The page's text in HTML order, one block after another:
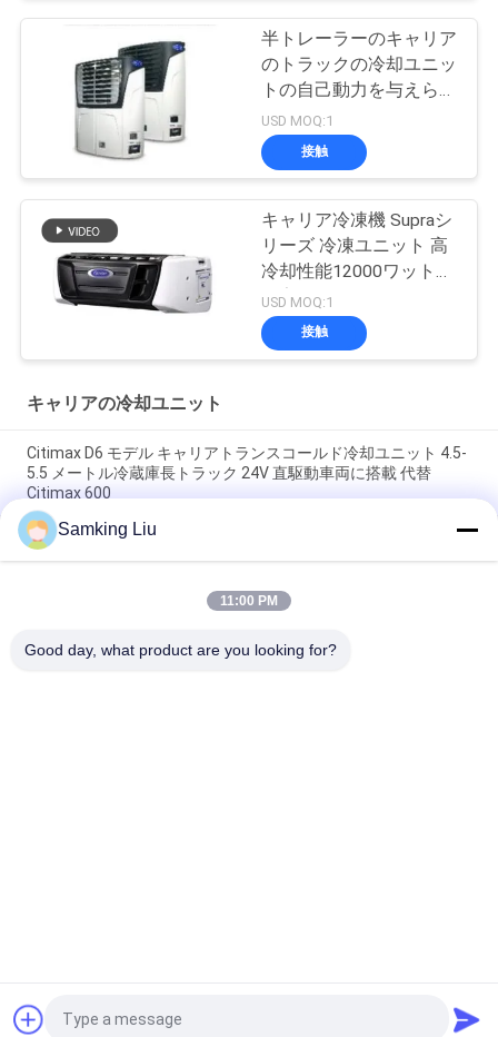
半トレーラーのキャリア
のトラックの冷却ユニッ
トの自己動力を与えられ
たベクトル1550
USD MOQ:1
接触
キャリア冷凍機 Supraシ
リーズ 冷凍ユニット 高
冷却性能12000ワット
堅牢なデザイン
USD MOQ:1
接触
キャリアの冷却ユニット
Citimax D6 モデル キャリアトランスコールド冷却ユニット 4.5-
5.5 メートル冷蔵庫長トラック 24V 直駆動車両に搭載 代替
Citimax 600
キャリアトランシコールド Citimax D7 モデル 5-6 メートルの冷
蔵庫長トラック 24V
オアシス 250 キャリアトランシコールド冷凍機、5～6メートル
Samking Liu
11:00 PM
Good day, what product are you looking for?